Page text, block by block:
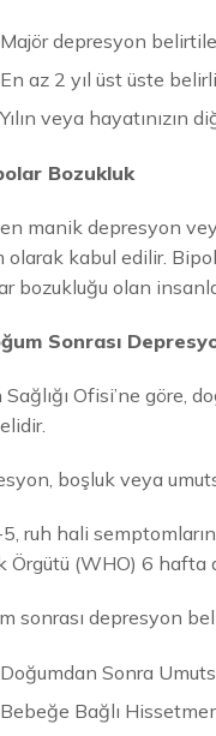
Majör depresyon
En az 2 yıl üst üste
Yılın veya hayatınızın
Bozukluk
manik depresyon
olarak kabul edilir.
bozukluğu olan
Sonrası
Sağlığı Ofisi’ne
boşluk veya
ruh hali
Örgütü (WHO) 6 hafta
sonrası depresyon
Doğumdan Sonra
Bebeğe Bağlı